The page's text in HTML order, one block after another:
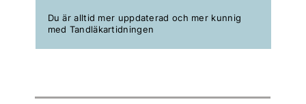
Du är alltid mer uppdaterad och mer kunnig
med Tandläkartidningen